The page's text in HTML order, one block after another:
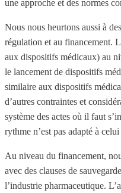
une approche et des normes
Nous nous heurtons aussi à
régulation et au financement.
aux dispositifs médicaux) au
le lancement de dispositifs
similaire aux dispositifs
d’autres contraintes et
système des actes où il faut
rythme n’est pas adapté à
Au niveau du financement,
avec des clauses de
l’industrie pharmaceutique.